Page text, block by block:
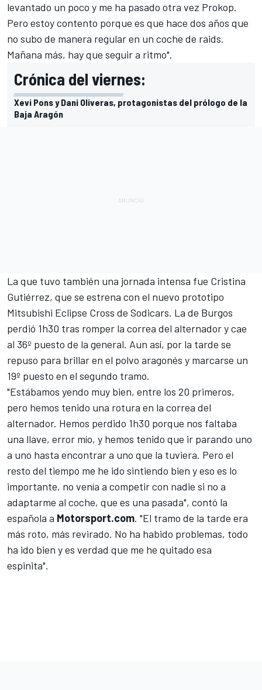
levantado un poco y me ha pasado otra vez Prokop.
Pero estoy contento porque es que hace dos años que
no subo de manera regular en un coche de raids.
Mañana más, hay que seguir a ritmo".
Crónica del viernes:
Xevi Pons y Dani Oliveras, protagonistas del prólogo de la
Baja Aragón
La que tuvo también una jornada intensa fue Cristina
Gutiérrez, que se estrena con el nuevo prototipo
Mitsubishi Eclipse Cross de Sodicars. La de Burgos
perdió 1h30 tras romper la correa del alternador y cae
al 36º puesto de la general. Aun así, por la tarde se
repuso para brillar en el polvo aragonés y marcarse un
19º puesto en el segundo tramo.
"Estábamos yendo muy bien, entre los 20 primeros,
pero hemos tenido una rotura en la correa del
alternador. Hemos perdido 1h30 porque nos faltaba
una llave, error mío, y hemos tenido que ir parando uno
a uno hasta encontrar a uno que la tuviera. Pero el
resto del tiempo me he ido sintiendo bien y eso es lo
importante, no venía a competir con nadie si no a
adaptarme al coche, que es una pasada", contó la
española a Motorsport.com. "El tramo de la tarde era
más roto, más revirado. No ha habido problemas, todo
ha ido bien y es verdad que me he quitado esa
espinita".